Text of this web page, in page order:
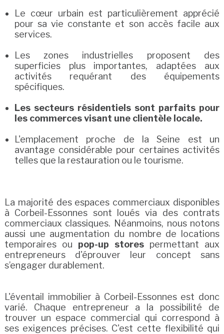
Le cœur urbain est particulièrement apprécié
pour sa vie constante et son accès facile aux
services.
Les zones industrielles proposent des
superficies plus importantes, adaptées aux
activités requérant des équipements
spécifiques.
Les secteurs résidentiels sont parfaits pour
les commerces visant une clientèle locale.
L'emplacement proche de la Seine est un
avantage considérable pour certaines activités
telles que la restauration ou le tourisme.
La majorité des espaces commerciaux disponibles
à Corbeil-Essonnes sont loués via des contrats
commerciaux classiques. Néanmoins, nous notons
aussi une augmentation du nombre de locations
temporaires ou pop-up stores permettant aux
entrepreneurs d'éprouver leur concept sans
s’engager durablement.
L'éventail immobilier à Corbeil-Essonnes est donc
varié. Chaque entrepreneur a la possibilité de
trouver un espace commercial qui correspond à
ses exigences précises. C'est cette flexibilité qui